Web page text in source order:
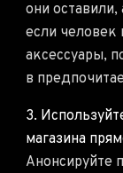
они
если человек
аксессуары,
в
3.
магазина
Анонсируйте